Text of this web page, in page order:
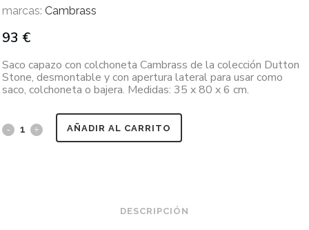
marcas: Cambrass
93 €
Saco capazo con colchoneta Cambrass de la colección Dutton
Stone, desmontable y con apertura lateral para usar como
saco, colchoneta o bajera. Medidas: 35 x 80 x 6 cm.
AÑADIR AL CARRITO
DESCRIPCIÓN